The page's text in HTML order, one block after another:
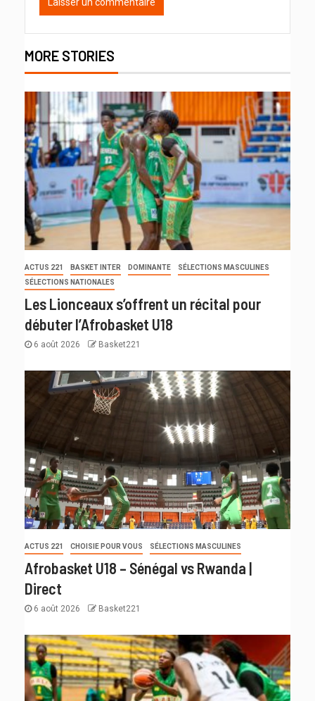
MORE STORIES
ACTUS 221 BASKET INTER DOMINANTE
SÉLECTIONS MASCULINES
SÉLECTIONS NATIONALES
Les Lionceaux s’offrent un récital pour
débuter l’Afrobasket U18
6 août 2026 Basket221
ACTUS 221 CHOISIE POUR VOUS SÉLECTIONS MASCULINES
Afrobasket U18 – Sénégal vs Rwanda |
Direct
6 août 2026 Basket221